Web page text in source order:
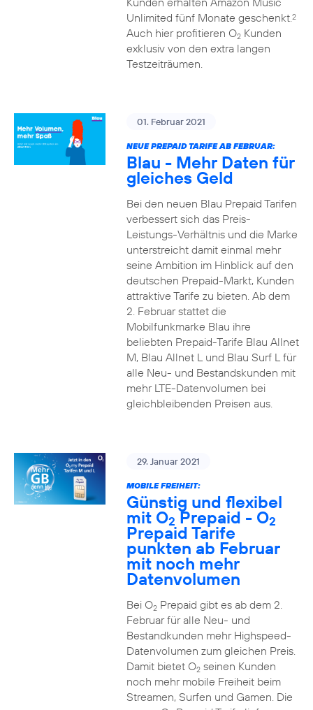
Unlimited fünf Monate geschenkt.2
Auch hier profitieren O2Kunden
exklusiv von den extra langen
Testzeiträumen.
01. Februar 2021
NEUE PREPAID TARIFE AB FEBRUAR:
Blau - Mehr Daten für
gleiches Geld
Bei den neuen Blau Prepaid Tarifen
verbessert sich das Preis-
Leistungs-Verhältnis und die Marke
unterstreicht damit einmal mehr
seine Ambition im Hinblick auf den
deutschen Prepaid-Markt, Kunden
attraktive Tarife zu bieten. Ab dem
2. Februar stattet die
Mobilfunkmarke Blau ihre
beliebten Prepaid-Tarife Blau Allnet
M, Blau Allnet L und Blau Surf L für
alle Neu- und Bestandskunden mit
mehr LTE-Datenvolumen bei
gleichbleibenden Preisen aus.
29. Januar 2021
MOBILE FREIHEIT:
Günstig und flexibel
mit O2 Prepaid - O2
Prepaid Tarife
punkten ab Februar
mit noch mehr
Datenvolumen
Bei O2Prepaid gibt es ab dem 2.
Februar für alle Neu- und
Bestandkunden mehr Highspeed-
Datenvolumen zum gleichen Preis.
Damit bietet O2seinen Kunden
noch mehr mobile Freiheit beim
Streamen, Surfen und Gamen. Die